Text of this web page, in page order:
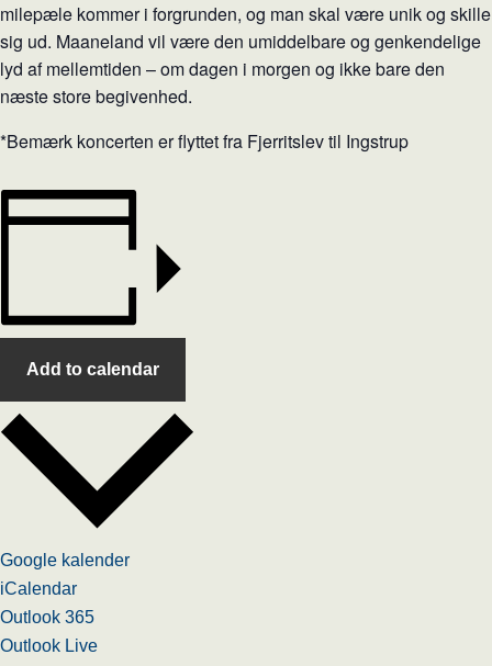
milepæle kommer i forgrunden, og man skal være unik og skille
sig ud. Maaneland vil være den umiddelbare og genkendelige
lyd af mellemtiden – om dagen i morgen og ikke bare den
næste store begivenhed.
*Bemærk koncerten er flyttet fra Fjerritslev til Ingstrup
Add to calendar
Google kalender
iCalendar
Outlook 365
Outlook Live